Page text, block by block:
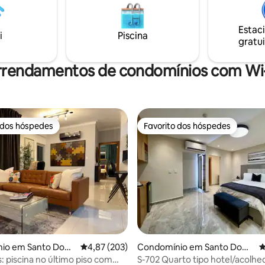
serão sempre uma
de texto ou uma chamada de
O edifício tem funcionários
ajudar, se necessário. A
sua estadia confortável e
terraço privativo é o charme do
apartamento, pois você pode
toda a cidade, o mar e as
Piscina
de condomínios com
hóspedes
hóspedes
em Santo Domi
Classificação média de 4,87 em 5 estrelas,
4,87 (203)
piscina no último piso com
Favorito dos hóspedes
Favorito dos hóspedes
Condomínio em Santo Domi
ngo
S-702 Quarto tipo hotel/